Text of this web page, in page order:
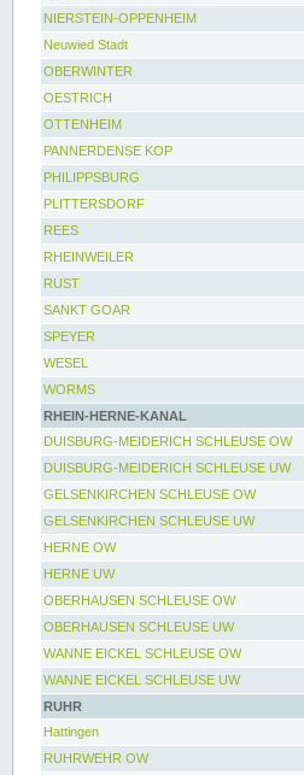
NIERSTEIN-OPPENHEIM
Neuwied Stadt
OBERWINTER
OESTRICH
OTTENHEIM
PANNERDENSE KOP
PHILIPPSBURG
PLITTERSDORF
REES
RHEINWEILER
RUST
SANKT GOAR
SPEYER
WESEL
WORMS
RHEIN-HERNE-KANAL
DUISBURG-MEIDERICH SCHLEUSE OW
DUISBURG-MEIDERICH SCHLEUSE UW
GELSENKIRCHEN SCHLEUSE OW
GELSENKIRCHEN SCHLEUSE UW
HERNE OW
HERNE UW
OBERHAUSEN SCHLEUSE OW
OBERHAUSEN SCHLEUSE UW
WANNE EICKEL SCHLEUSE OW
WANNE EICKEL SCHLEUSE UW
RUHR
Hattingen
RUHRWEHR OW